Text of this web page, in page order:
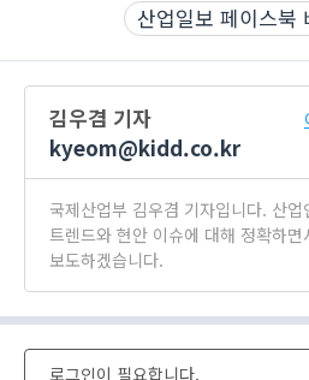
산업일보 페이스북
김우겸 기자
kyeom@kidd.co.kr
국제산업부 김우겸 기자입니다. 산
트렌드와 현안 이슈에 대해 정확하면
보도하겠습니다.
로그인이 필요합니다.